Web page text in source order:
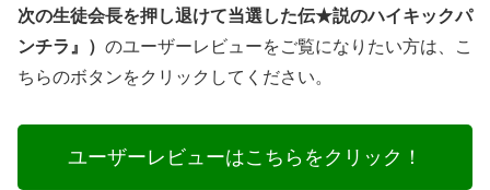
次の生徒会長を押し退けて当選した伝★説のハイキックパ
ンチラ』） のユーザーレビューをご覧になりたい方は、こ
ちらのボタンをクリックしてください。
ユーザーレビューはこちらをクリック！